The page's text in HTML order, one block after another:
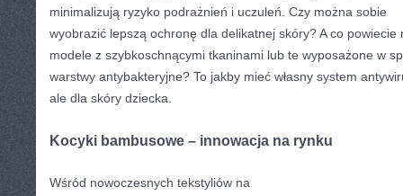
minimalizują ryzyko podrażnień i uczuleń. Czy można sobie
wyobrazić lepszą ochronę dla delikatnej skóry? A co powiecie
modele z szybkoschnącymi tkaninami lub te wyposażone w
warstwy antybakteryjne? To jakby mieć własny system
ale dla skóry dziecka.
Kocyki bambusowe – innowacja na rynku
Wśród nowoczesnych tekstyliów na